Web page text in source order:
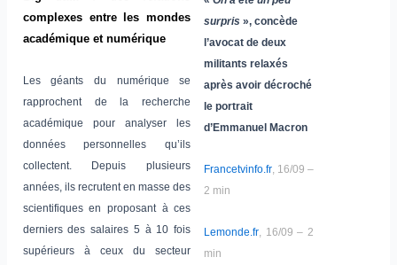
complexes entre les mondes
académique et numérique
Les géants du numérique se
rapprochent de la recherche
académique pour analyser les
données personnelles qu’ils
collectent. Depuis plusieurs
années, ils recrutent en masse des
scientifiques en proposant à ces
derniers des salaires 5 à 10 fois
supérieurs à ceux du secteur
surpris », concède
l’avocat de deux
militants relaxés
après avoir décroché
le portrait
d’Emmanuel Macron
Francetvinfo.fr, 16/09 –
2 min
Lemonde.fr, 16/09 – 2
min